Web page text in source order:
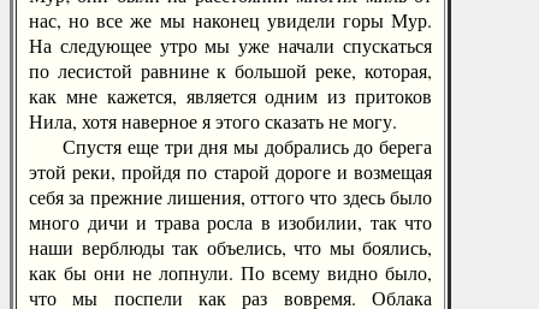
нас, но все же мы наконец увидели горы Мур.
На следующее утро мы уже начали спускаться
по лесистой равнине к большой реке, которая,
как мне кажется, является одним из притоков
Нила, хотя наверное я этого сказать не могу.
Спустя еще три дня мы добрались до берега
этой реки, пройдя по старой дороге и возмещая
себя за прежние лишения, оттого что здесь было
много дичи и трава росла в изобилии, так что
наши верблюды так объелись, что мы боялись,
как бы они не лопнули. По всему видно было,
что мы поспели как раз вовремя. Облака